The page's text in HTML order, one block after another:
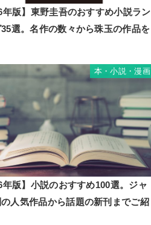
年版】東野圭吾のおすすめ小説ラン
選。名作の数々から珠玉の作品を
本・小説・漫画
年版】小説のおすすめ100選。ジャ
人気作品から話題の新刊までご紹